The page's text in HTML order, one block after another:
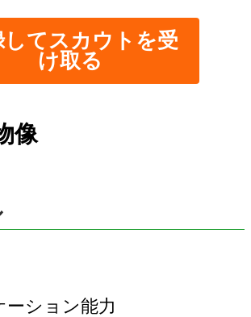
してスカウトを受
け取る
像
ーション能力